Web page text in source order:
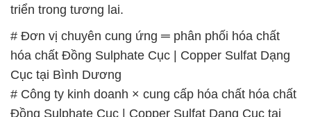
# Công ty kinh doanh × cung cấp hóa chất hóa chất
Đồng Sulphate Cục | Copper Sulfat Dạng Cục tại
Bình Dương
# Nơi chuyên bán • phân phối hóa chất hóa chất
Đồng Sulphate Cục | Copper Sulfat Dạng Cục tại
Bình Dương